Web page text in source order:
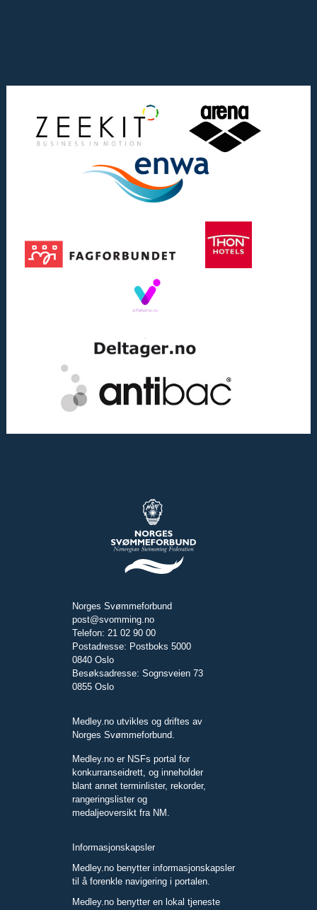
Norges Svømmeforbund
post@svomming.no
Telefon: 21 02 90 00
Postadresse: Postboks 5000
0840 Oslo
Besøksadresse: Sognsveien 73
0855 Oslo
Medley.no utvikles og driftes av
Norges Svømmeforbund.
Medley.no er NSFs portal for
konkurranseidrett, og inneholder
blant annet terminlister, rekorder,
rangeringslister og
medaljeoversikt fra NM.
Informasjonskapsler
Medley.no benytter informasjonskapsler
til å forenkle navigering i portalen.
Medley.no benytter en lokal tjeneste